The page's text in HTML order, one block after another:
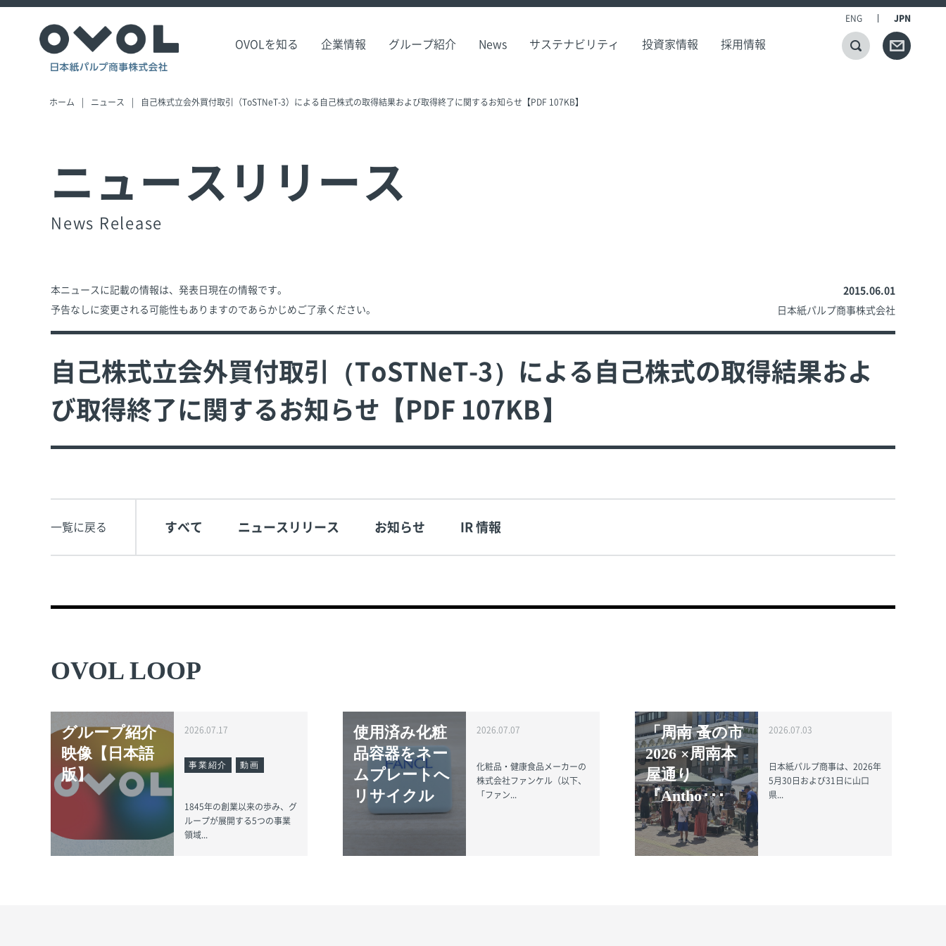
OVOLを知る 企業情報 グループ紹介 News サステナビリティ 投資家情報 採用情報
ENG JPN
ホーム ニュース 自己株式立会外買付取引（ToSTNeT-3）による自己株式の取得結果および取得終了に関するお知らせ【PDF 107KB】
ニュースリリース
News Release
本ニュースに記載の情報は、発表日現在の情報です。
予告なしに変更される可能性もありますのであらかじめご了承ください。
2015.06.01
日本紙パルプ商事株式会社
自己株式立会外買付取引（ToSTNeT-3）による自己株式の取得結果およ
び取得終了に関するお知らせ【PDF 107KB】
一覧に戻る すべて ニュースリリース お知らせ IR 情報
OVOL LOOP
グループ紹介
映像【日本語
版】
2026.07.17
事業紹介 動画
1845年の創業以来の歩み、グ
ループが展開する5つの事業
領域...
使用済み化粧
品容器をネー
ムプレートへ
リサイクル
2026.07.07
化粧品・健康食品メーカーの
株式会社ファンケル（以下、
「ファン...
「周南 蚤の市
2026 ×周南本
屋通り
『Antho･･･
2026.07.03
日本紙パルプ商事は、2026年
5月30日および31日に山口
県...